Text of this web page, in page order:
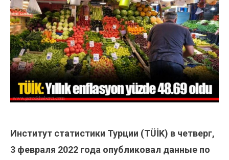
Институт статистики Турции (TÜİK) в четверг,
3 февраля 2022 года опубликовал данные по